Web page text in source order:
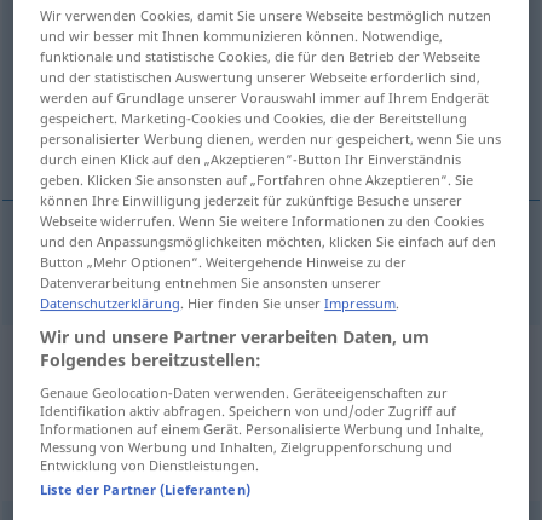
verantwortungslosadj
Übersicht aller Übersetzungen
(Für mehr Details die Übersetzung anklicken/antippen)
irresponsible
irresponsible verantwortungslosVorgehen etc
Beispielsätze aus externen Quellen
für "verantwortungslos"
(nicht von der Langenscheidt Redaktion
geprüft)
Wir verwenden Cookies, damit Sie unsere Webseite bestmöglich nutzen
und wir besser mit Ihnen kommunizieren können. Notwendige,
funktionale und statistische Cookies, die für den Betrieb der Webseite
und der statistischen Auswertung unserer Webseite erforderlich sind,
werden auf Grundlage unserer Vorauswahl immer auf Ihrem Endgerät
gespeichert. Marketing-Cookies und Cookies, die der Bereitstellung
personalisierter Werbung dienen, werden nur gespeichert, wenn Sie uns
durch einen Klick auf den „Akzeptieren“-Button Ihr Einverständnis
geben. Klicken Sie ansonsten auf „Fortfahren ohne Akzeptieren“. Sie
können Ihre Einwilligung jederzeit für zukünftige Besuche unserer
Webseite widerrufen. Wenn Sie weitere Informationen zu den Cookies
und den Anpassungsmöglichkeiten möchten, klicken Sie einfach auf den
Button „Mehr Optionen“. Weitergehende Hinweise zu der
Datenverarbeitung entnehmen Sie ansonsten unserer
Datenschutzerklärung. Hier finden Sie unserImpressum.
Wir und unsere Partner verarbeiten Daten, um
Folgendes bereitzustellen:
Genaue Geolocation-Daten verwenden. Geräteeigenschaften zur
Identifikation aktiv abfragen. Speichern von und/oder Zugriff auf
Informationen auf einem Gerät. Personalisierte Werbung und Inhalte,
Messung von Werbung und Inhalten, Zielgruppenforschung und
Entwicklung von Dienstleistungen.
Liste der Partner (Lieferanten)